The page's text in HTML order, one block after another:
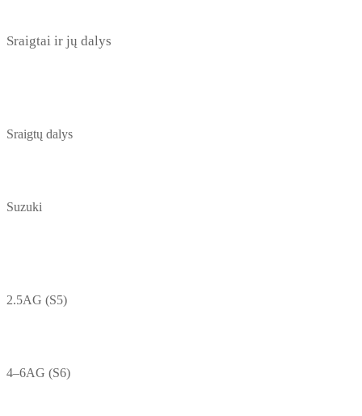
Sraigtai ir jų dalys
Sraigtų dalys
Suzuki
2.5AG (S5)
4–6AG (S6)